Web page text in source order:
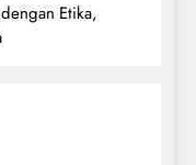
Etika,